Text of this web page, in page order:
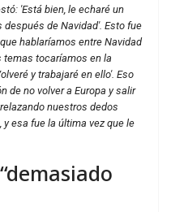
'Está bien, le echaré un
después de Navidad'. Esto fue
hablaríamos entre Navidad
temas tocaríamos en la
y trabajaré en ello'. Eso
de no volver a Europa y salir
nuestros dedos
esa fue la última vez que le